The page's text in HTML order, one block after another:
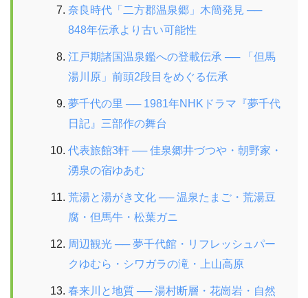
奈良時代「二方郡温泉郷」木簡発見 ──
848年伝承より古い可能性
江戸期諸国温泉鑑への登載伝承 ── 「但馬
湯川原」前頭2段目をめぐる伝承
夢千代の里 ── 1981年NHKドラマ『夢千代
日記』三部作の舞台
代表旅館3軒 ── 佳泉郷井づつや・朝野家・
湧泉の宿ゆあむ
荒湯と湯がき文化 ── 温泉たまご・荒湯豆
腐・但馬牛・松葉ガニ
周辺観光 ── 夢千代館・リフレッシュパー
クゆむら・シワガラの滝・上山高原
春来川と地質 ── 湯村断層・花崗岩・自然